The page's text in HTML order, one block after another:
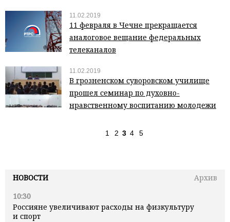
НОВОСТИ
Архив
10:30
Россияне увеличивают расходы на физкультуру
и спорт
11.02.2019
11 февраля в Чечне прекращается
аналоговое вещание федеральных
телеканалов
11.02.2019
В грозненском суворовском училище
прошел семинар по духовно-
нравственному воспитанию молодежи
1 2 3 4 5